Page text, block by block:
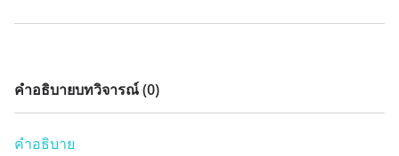
คำอธิบายบทวิจารณ์ (0)
คำอธิบาย